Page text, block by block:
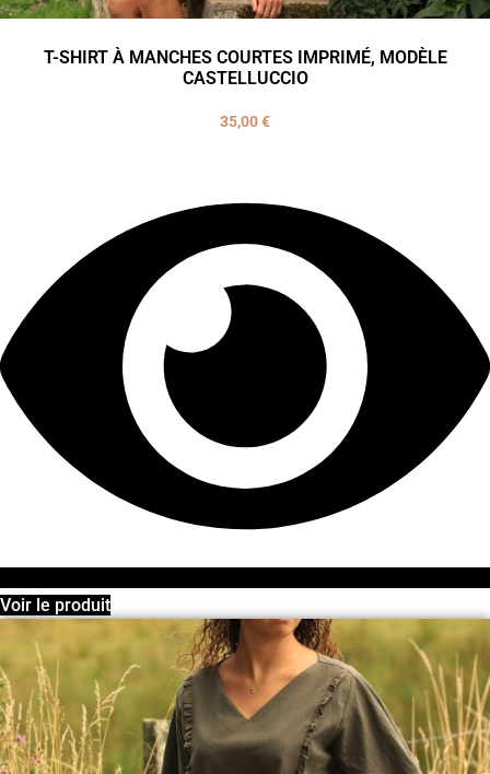
T-SHIRT À MANCHES COURTES IMPRIMÉ, MODÈLE
CASTELLUCCIO
35,00€
Voir le produit